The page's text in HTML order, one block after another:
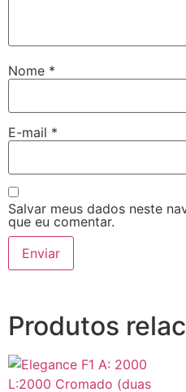
Nome *
E-mail *
Salvar meus dados neste
que eu comentar.
Produtos